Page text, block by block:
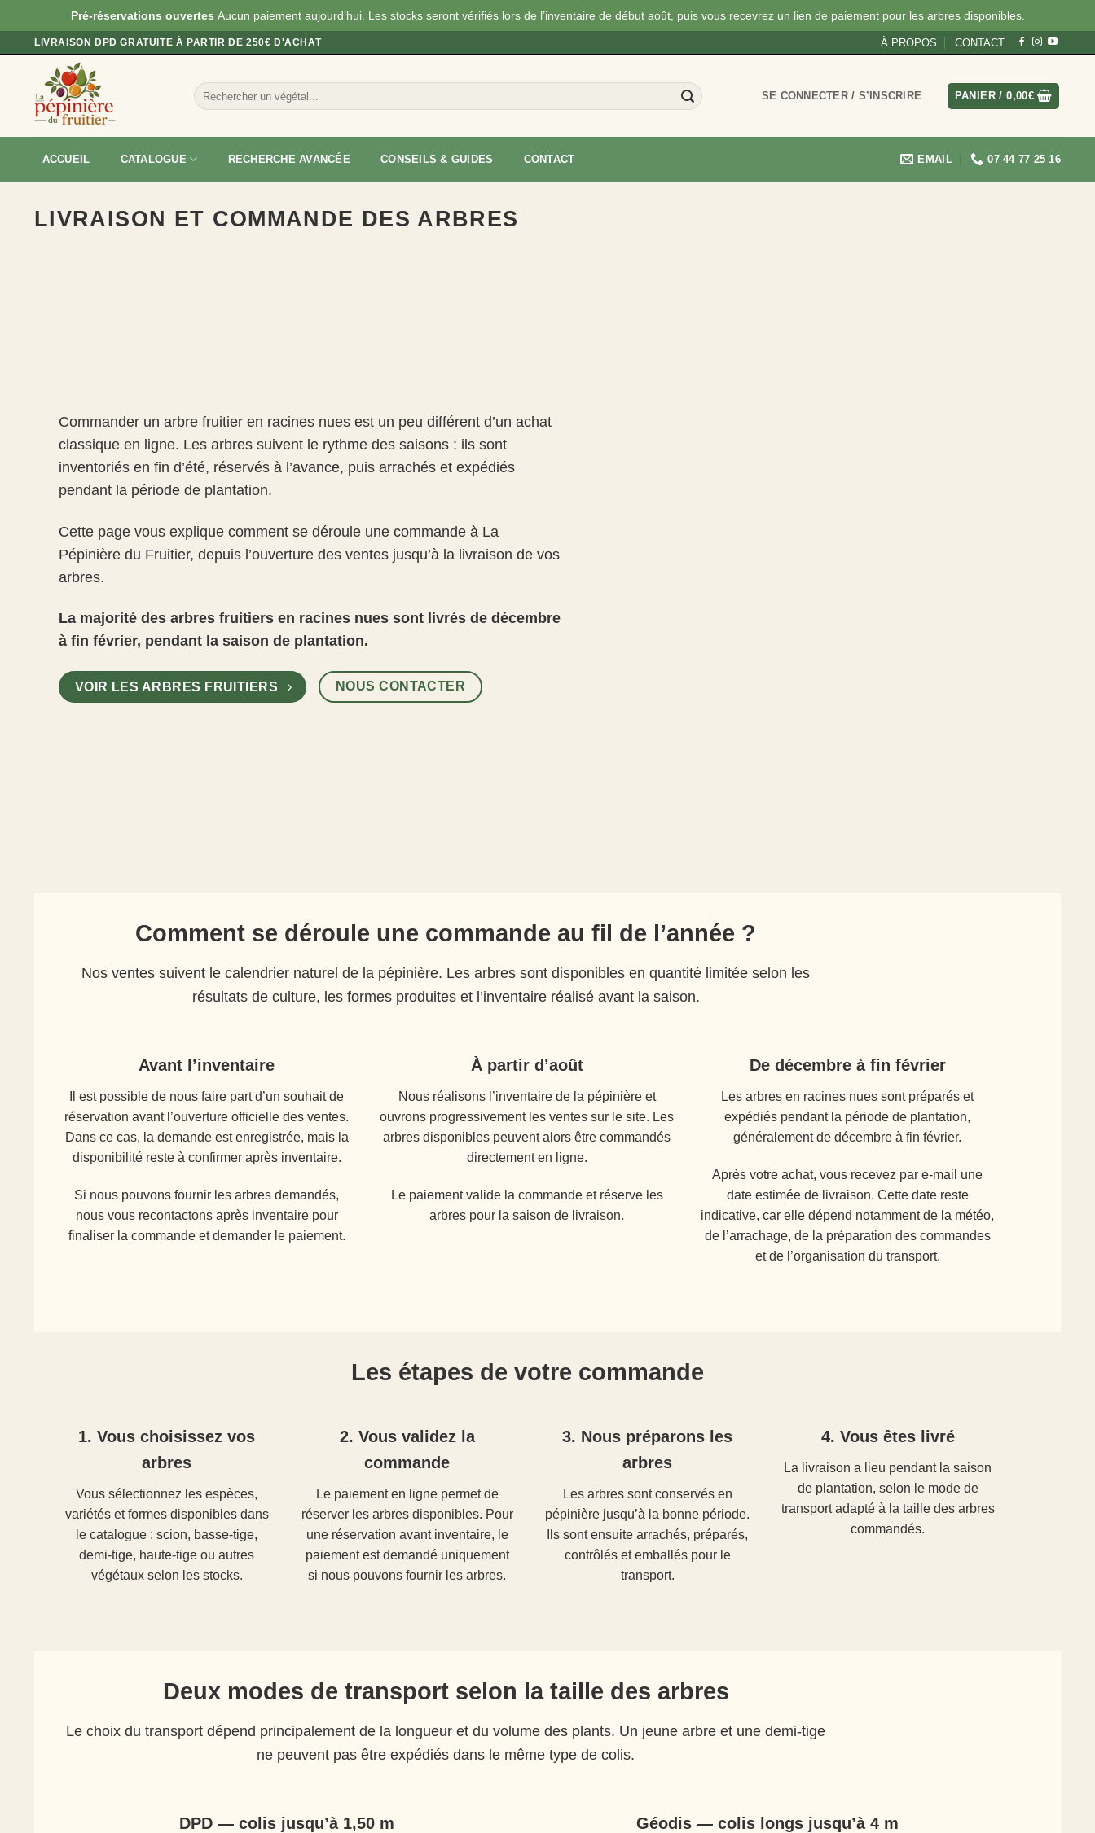
Pré-réservations ouvertes Aucun paiement aujourd’hui. Les stocks seront vérifiés lors de l’inventaire de début août, puis vous recevrez un lien de paiement pour les arbres disponibles.
Passer
contenu
LIVRAISON DPD GRATUITE À PARTIR DE 250€ D'ACHAT À PROPOS CONTACT
Recherche
pour :
SE CONNECTER / S’INSCRIRE PANIER /0,00€
ACCUEIL CATALOGUE RECHERCHE AVANCÉE CONSEILS & GUIDES CONTACT EMAIL 07 44 77 25 16
LIVRAISON ET COMMANDE DES ARBRES
Commander un arbre fruitier en racines nues est un peu différent d’un achat
classique en ligne. Les arbres suivent le rythme des saisons : ils sont
inventoriés en fin d’été, réservés à l’avance, puis arrachés et expédiés
pendant la période de plantation.
Cette page vous explique comment se déroule une commande à La
Pépinière du Fruitier, depuis l’ouverture des ventes jusqu’à la livraison de vos
arbres.
La majorité des arbres fruitiers en racines nues sont livrés de décembre
à fin février, pendant la saison de plantation.
VOIR LES ARBRES FRUITIERS NOUS CONTACTER
Comment se déroule une commande au fil de l’année ?
Nos ventes suivent le calendrier naturel de la pépinière. Les arbres sont disponibles en quantité limitée selon les
résultats de culture, les formes produites et l’inventaire réalisé avant la saison.
Avant l’inventaire
Il est possible de nous faire part d’un souhait de
réservation avant l’ouverture officielle des ventes.
Dans ce cas, la demande est enregistrée, mais la
disponibilité reste à confirmer après inventaire.
Si nous pouvons fournir les arbres demandés,
nous vous recontactons après inventaire pour
finaliser la commande et demander le paiement.
À partir d’août
Nous réalisons l’inventaire de la pépinière et
ouvrons progressivement les ventes sur le site. Les
arbres disponibles peuvent alors être commandés
directement en ligne.
Le paiement valide la commande et réserve les
arbres pour la saison de livraison.
De décembre à fin février
Les arbres en racines nues sont préparés et
expédiés pendant la période de plantation,
généralement de décembre à fin février.
Après votre achat, vous recevez par e-mail une
date estimée de livraison. Cette date reste
indicative, car elle dépend notamment de la météo,
de l’arrachage, de la préparation des commandes
et de l’organisation du transport.
Les étapes de votre commande
1. Vous choisissez vos
arbres
Vous sélectionnez les espèces,
variétés et formes disponibles dans
le catalogue : scion, basse-tige,
demi-tige, haute-tige ou autres
végétaux selon les stocks.
2. Vous validez la
commande
Le paiement en ligne permet de
réserver les arbres disponibles. Pour
une réservation avant inventaire, le
paiement est demandé uniquement
si nous pouvons fournir les arbres.
3. Nous préparons les
arbres
Les arbres sont conservés en
pépinière jusqu’à la bonne période.
Ils sont ensuite arrachés, préparés,
contrôlés et emballés pour le
transport.
4. Vous êtes livré
La livraison a lieu pendant la saison
de plantation, selon le mode de
transport adapté à la taille des arbres
commandés.
Deux modes de transport selon la taille des arbres
Le choix du transport dépend principalement de la longueur et du volume des plants. Un jeune arbre et une demi-tige
ne peuvent pas être expédiés dans le même type de colis.
DPD — colis jusqu’à 1,50 m Géodis — colis longs jusqu’à 4 m